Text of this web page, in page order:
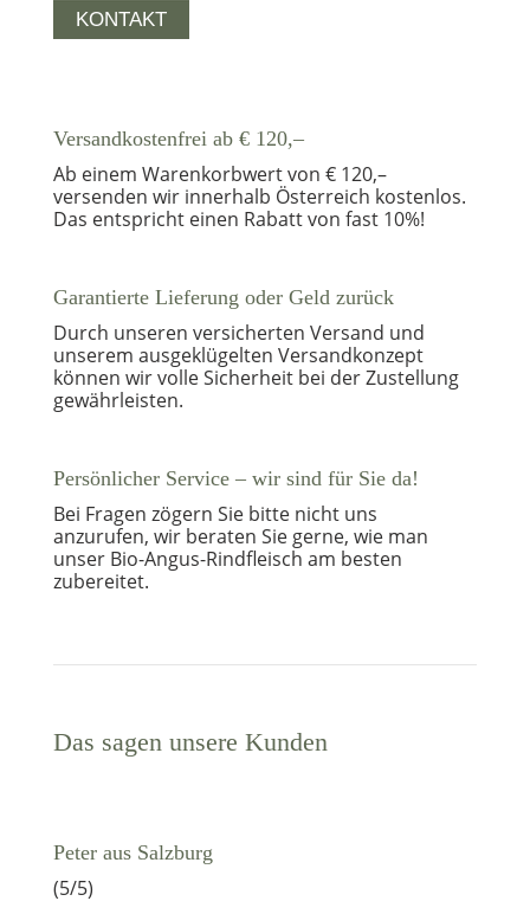
KONTAKT
Versandkostenfrei ab € 120,–
Ab einem Warenkorbwert von € 120,–
versenden wir innerhalb Österreich kostenlos.
Das entspricht einen Rabatt von fast 10%!
Garantierte Lieferung oder Geld zurück
Durch unseren versicherten Versand und
unserem ausgeklügelten Versandkonzept
können wir volle Sicherheit bei der Zustellung
gewährleisten.
Persönlicher Service – wir sind für Sie da!
Bei Fragen zögern Sie bitte nicht uns
anzurufen, wir beraten Sie gerne, wie man
unser Bio-Angus-Rindfleisch am besten
zubereitet.
Das sagen unsere Kunden
Peter aus Salzburg
(5/5)